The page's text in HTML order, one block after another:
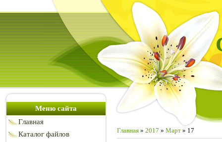
Меню сайта
Главная
Каталог файлов
Главная » 2017 » Март » 17